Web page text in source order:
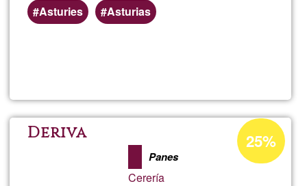
Preferred
(geographic)
Asturies Asturias
Deriva
Panes
Cerería
Acceptance
percentage
25%